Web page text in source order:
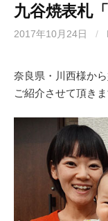
九谷焼表札
2017年10月24日 /
奈良県・川西様か
ご紹介させて頂きま